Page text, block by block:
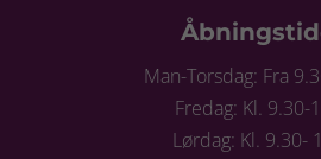
Man-Torsdag: Fra
Fredag: Kl. 9.30-
Lørdag: Kl. 9.30-